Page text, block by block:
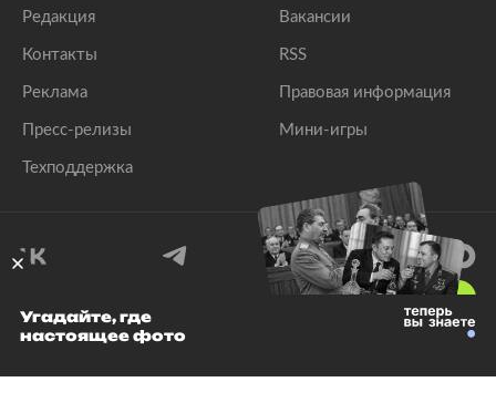
Редакция
Контакты
Реклама
Пресс-релизы
Техподдержка
Вакансии
RSS
Правовая информация
Мини-игры
© 1999–2026 Все права защищены.
Угадайте, где
настоящее фото